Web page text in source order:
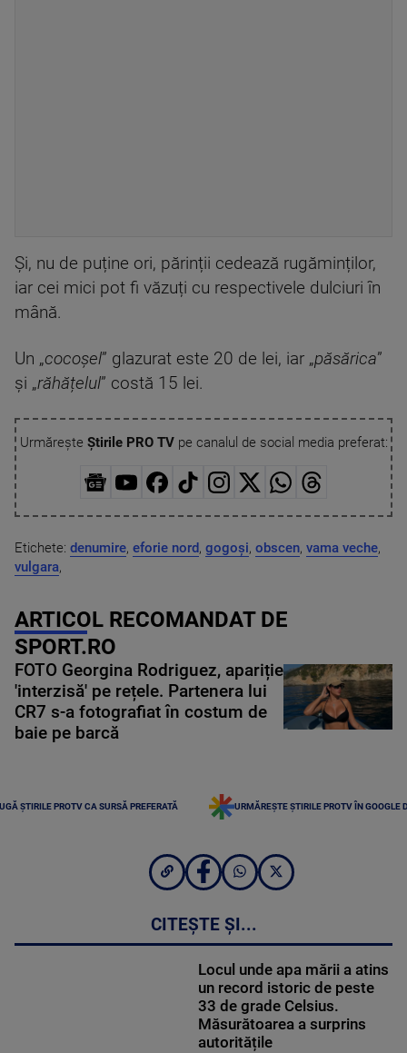
Și, nu de puține ori, părinții cedează rugăminților,
iar cei mici pot fi văzuți cu respectivele dulciuri în
mână.
Un „cocoșel” glazurat este 20 de lei, iar „păsărica”
și „răhățelul” costă 15 lei.
Urmărește Știrile PRO TVpe canalul de social media preferat:
Etichete: denumire, eforie nord, gogoși, obscen, vama veche,
vulgara,
ARTICOL RECOMANDAT DE
SPORT.RO
FOTO Georgina Rodriguez, apariție
'interzisă' pe rețele. Partenera lui
CR7 s-a fotografiat în costum de
baie pe barcă
ȘTIRILE PROTV CA SURSĂ PREFERATĂ URMĂREȘTE ȘTIRILE PROTV ÎN GOOGLE
CITEȘTE ȘI...
Locul unde apa mării a atins
un record istoric de peste
33 de grade Celsius.
Măsurătoarea a surprins
autoritățile